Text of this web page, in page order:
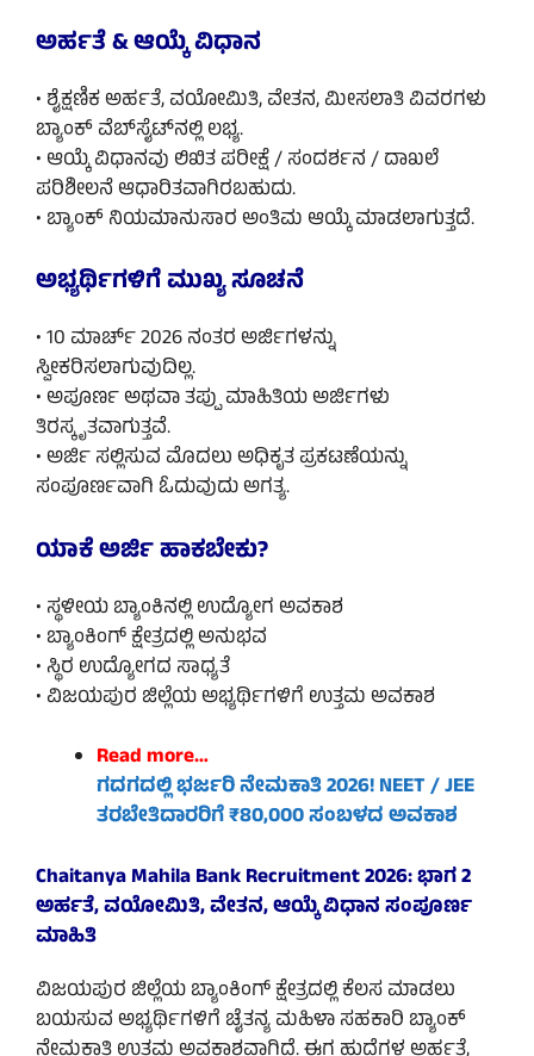
ಅರ್ಹತೆ & ಆಯ್ಕೆ ವಿಧಾನ
• ಶೈಕ್ಷಣಿಕ ಅರ್ಹತೆ, ವಯೋಮಿತಿ, ವೇತನ, ಮೀಸಲಾತಿ ವಿವರಗಳು
ಬ್ಯಾಂಕ್ ವೆಬ್‌ಸೈಟ್‌ನಲ್ಲಿ ಲಭ್ಯ.
• ಆಯ್ಕೆ ವಿಧಾನವು ಲಿಖಿತ ಪರೀಕ್ಷೆ / ಸಂದರ್ಶನ / ದಾಖಲೆ
ಪರಿಶೀಲನೆ ಆಧಾರಿತವಾಗಿರಬಹುದು.
• ಬ್ಯಾಂಕ್ ನಿಯಮಾನುಸಾರ ಅಂತಿಮ ಆಯ್ಕೆ ಮಾಡಲಾಗುತ್ತದೆ.
ಅಭ್ಯರ್ಥಿಗಳಿಗೆ ಮುಖ್ಯ ಸೂಚನೆ
• 10 ಮಾರ್ಚ್ 2026 ನಂತರ ಅರ್ಜಿಗಳನ್ನು
ಸ್ವೀಕರಿಸಲಾಗುವುದಿಲ್ಲ.
• ಅಪೂರ್ಣ ಅಥವಾ ತಪ್ಪು ಮಾಹಿತಿಯ ಅರ್ಜಿಗಳು
ತಿರಸ್ಕೃತವಾಗುತ್ತವೆ.
• ಅರ್ಜಿ ಸಲ್ಲಿಸುವ ಮೊದಲು ಅಧಿಕೃತ ಪ್ರಕಟಣೆಯನ್ನು
ಸಂಪೂರ್ಣವಾಗಿ ಓದುವುದು ಅಗತ್ಯ.
ಯಾಕೆ ಅರ್ಜಿ ಹಾಕಬೇಕು?
• ಸ್ಥಳೀಯ ಬ್ಯಾಂಕಿನಲ್ಲಿ ಉದ್ಯೋಗ ಅವಕಾಶ
• ಬ್ಯಾಂಕಿಂಗ್ ಕ್ಷೇತ್ರದಲ್ಲಿ ಅನುಭವ
• ಸ್ಥಿರ ಉದ್ಯೋಗದ ಸಾಧ್ಯತೆ
• ವಿಜಯಪುರ ಜಿಲ್ಲೆಯ ಅಭ್ಯರ್ಥಿಗಳಿಗೆ ಉತ್ತಮ ಅವಕಾಶ
Read more…
ಗದಗದಲ್ಲಿ ಭರ್ಜರಿ ನೇಮಕಾತಿ 2026! NEET / JEE
ತರಬೇತಿದಾರರಿಗೆ ₹80,000 ಸಂಬಳದ ಅವಕಾಶ
Chaitanya Mahila Bank Recruitment 2026: ಭಾಗ 2
ಅರ್ಹತೆ, ವಯೋಮಿತಿ, ವೇತನ, ಆಯ್ಕೆ ವಿಧಾನ ಸಂಪೂರ್ಣ
ಮಾಹಿತಿ
ವಿಜಯಪುರ ಜಿಲ್ಲೆಯ ಬ್ಯಾಂಕಿಂಗ್ ಕ್ಷೇತ್ರದಲ್ಲಿ ಕೆಲಸ ಮಾಡಲು
ಬಯಸುವ ಅಭ್ಯರ್ಥಿಗಳಿಗೆ ಚೈತನ್ಯ ಮಹಿಳಾ ಸಹಕಾರಿ ಬ್ಯಾಂಕ್